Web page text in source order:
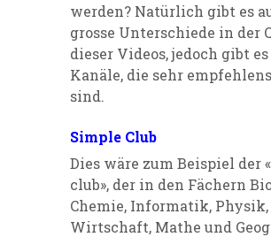
werden? Natürlich gibt es
grosse Unterschiede in der
dieser Videos, jedoch gibt
Kanäle, die sehr
sind.
Simple Club
Dies wäre zum Beispiel der
club», der in den Fächern
Chemie, Informatik, Physik,
Wirtschaft, Mathe und